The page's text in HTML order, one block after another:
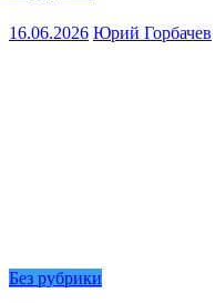
16.06.2026 Юрий Горбачев
Без рубрики